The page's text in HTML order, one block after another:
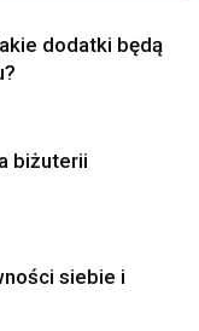
dodatki będą
biżuterii
siebie i